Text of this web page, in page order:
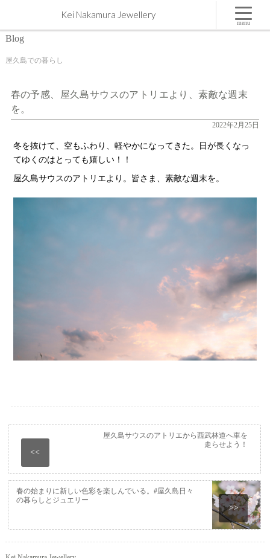
春の予感、屋久島サウスのアトリエより、素敵な週末を。 | 屋久島,ジュエリー,オーダーメイドの
マリッジリング（結婚・婚約指輪）制作 | Kei Nakamura Jewellery Blog
Kei Nakamura Jewellery
Blog
屋久島での暮らし
春の予感、屋久島サウスのアトリエより、素敵な週末
を。
2022年2月25日
冬を抜けて、空もふわり、軽やかになってきた。日が長くなっ
てゆくのはとっても嬉しい！！
屋久島サウスのアトリエより。皆さま、素敵な週末を。
<<
屋久島サウスのアトリエから西武林道へ車を
走らせよう！
>>
春の始まりに新しい色彩を楽しんでいる。#屋久島日々
の暮らしとジュエリー
menu